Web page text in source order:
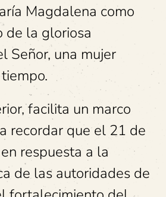
Magdalena como
de la gloriosa
Señor, una mujer
facilita un marco
recordar que el 21 de
respuesta a la
de las autoridades de